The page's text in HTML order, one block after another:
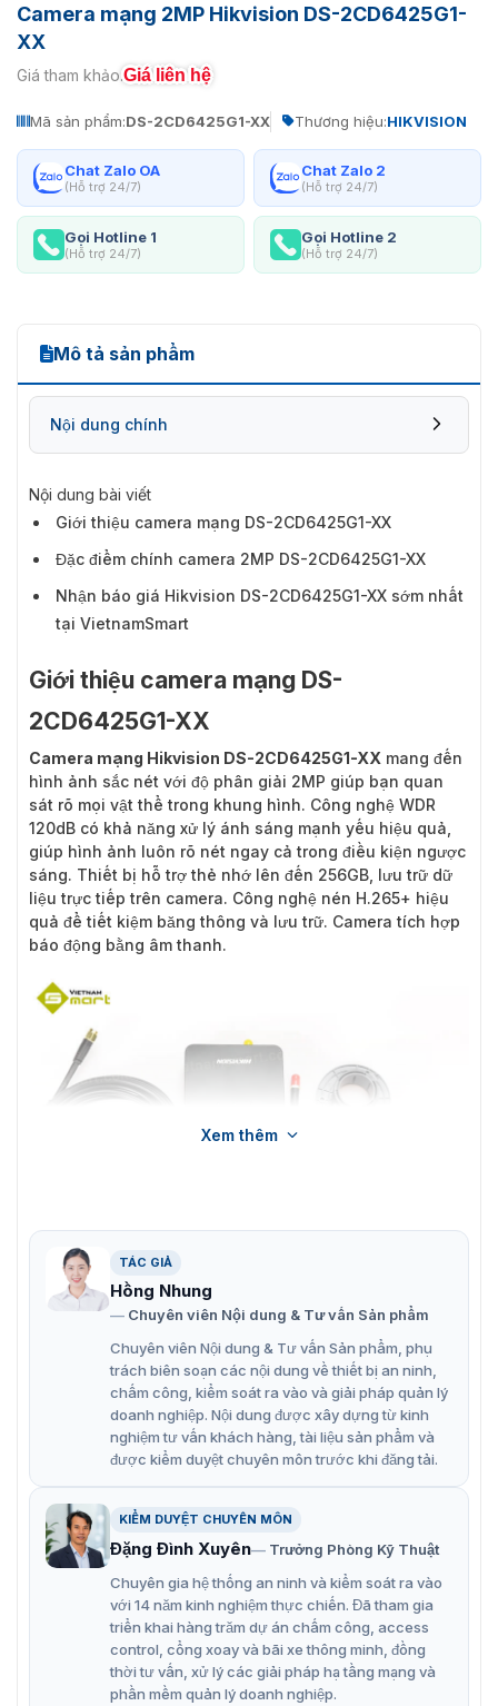
Camera mạng 2MP Hikvision DS-2CD6425G1-
XX
Giá tham khảo:Giá liên hệ
Mã sản phẩm:DS-2CD6425G1-XX Thương hiệu:HIKVISION
Chat Zalo OA
(Hỗ trợ 24/7)
Chat Zalo 2
(Hỗ trợ 24/7)
Gọi Hotline 1
(Hỗ trợ 24/7)
Gọi Hotline 2
(Hỗ trợ 24/7)
Mô tả sản phẩm
Nội dung chính
Nội dung bài viết
Giới thiệu camera mạng DS-2CD6425G1-XX
Đặc điểm chính camera 2MP DS-2CD6425G1-XX
Nhận báo giá Hikvision DS-2CD6425G1-XX sớm nhất
tại VietnamSmart
Giới thiệu camera mạng DS-
2CD6425G1-XX
Camera mạng Hikvision DS-2CD6425G1-XX mang đến
hình ảnh sắc nét với độ phân giải 2MP giúp bạn quan
sát rõ mọi vật thể trong khung hình. Công nghệ WDR
120dB có khả năng xử lý ánh sáng mạnh yếu hiệu quả,
giúp hình ảnh luôn rõ nét ngay cả trong điều kiện ngược
sáng. Thiết bị hỗ trợ thẻ nhớ lên đến 256GB, lưu trữ dữ
liệu trực tiếp trên camera. Công nghệ nén H.265+ hiệu
quả để tiết kiệm băng thông và lưu trữ. Camera tích hợp
báo động bằng âm thanh.
Camera mạng 2MP Hikvision DS-2CD6425G1-XX
Đặc điểm chính camera 2MP DS-
2CD6425G1-XX
Hikvision DS-2CD6425G1-XX là một lựa chọn tuyệt vời
cho hệ thống giám sát an ninh của bạn. Với nhiều tính
năng vượt trội, camera mang đến hình ảnh chất lượng
cao và đáp ứng đa dạng nhu cầu của người dùng.
Cảm biến hình ảnh 1/2.8″ CMOS, cho khả năng bắt
sáng tốt, hình ảnh màu sắc trung thực.
Công nghệ nén hình ảnh
H.265+/H.265/H.264+/H.264 giúp giảm thiểu dung
lượng lưu trữ mà vẫn đảm bảo chất lượng hình ảnh.
Chống ngược sáng WDR cân bằng ánh sáng giữa
Xem thêm
TÁC GIẢ
Hồng Nhung
Chuyên viên Nội dung & Tư vấn Sản phẩm
Chuyên viên Nội dung & Tư vấn Sản phẩm, phụ
trách biên soạn các nội dung về thiết bị an ninh,
chấm công, kiểm soát ra vào và giải pháp quản lý
doanh nghiệp. Nội dung được xây dựng từ kinh
nghiệm tư vấn khách hàng, tài liệu sản phẩm và
được kiểm duyệt chuyên môn trước khi đăng tải.
KIỂM DUYỆT CHUYÊN MÔN
Đặng Đình Xuyên
Trưởng Phòng Kỹ Thuật
Chuyên gia hệ thống an ninh và kiểm soát ra vào
với 14 năm kinh nghiệm thực chiến. Đã tham gia
triển khai hàng trăm dự án chấm công, access
control, cổng xoay và bãi xe thông minh, đồng
thời tư vấn, xử lý các giải pháp hạ tầng mạng và
phần mềm quản lý doanh nghiệp.